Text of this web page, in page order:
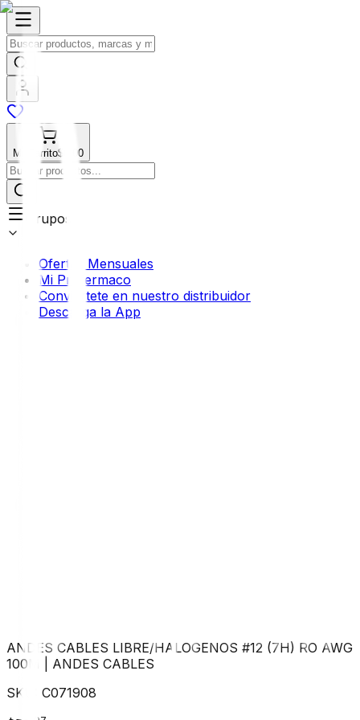
Mi Carrito$0.00
Grupos
Ofertas Mensuales
Mi Profermaco
Conviértete en nuestro distribuidor
Descarga la App
ANDES CABLES LIBRE/HALOGENOS #12 (7H) RO AWG
100M
ANDES CABLES
SKU: C071908